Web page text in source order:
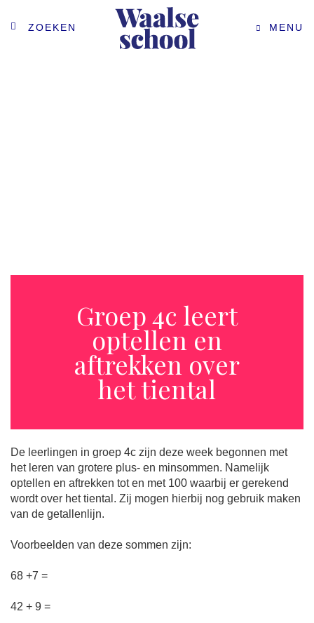
ZOEKEN MENU
Groep 4c leert
optellen en
aftrekken over
het tiental
De leerlingen in groep 4c zijn deze week begonnen met
het leren van grotere plus- en minsommen. Namelijk
optellen en aftrekken tot en met 100 waarbij er gerekend
wordt over het tiental. Zij mogen hierbij nog gebruik maken
van de getallenlijn.
Voorbeelden van deze sommen zijn:
68 +7 =
42 + 9 =